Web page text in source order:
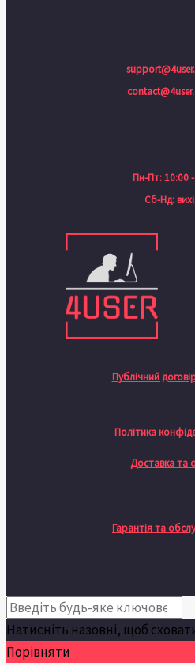
Пн-Пт: 10:00
Сб-Нд:
Публічний
Політика
Доставка та
Гарантія та
Натисніть назовні, щоб
Порівняти